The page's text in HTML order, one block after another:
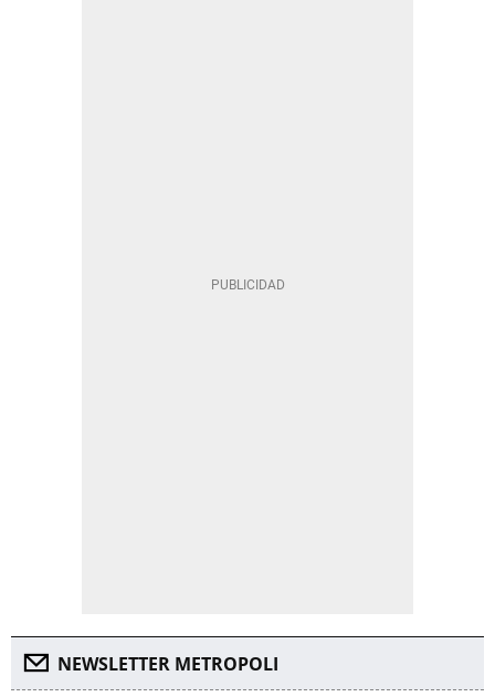
NEWSLETTER METROPOLI